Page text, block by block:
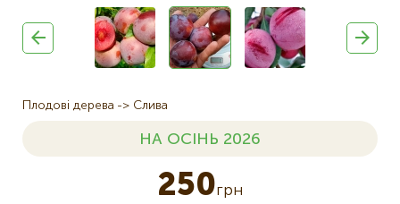
Плодові дерева Слива
НА ОСІНЬ 2026
250грн